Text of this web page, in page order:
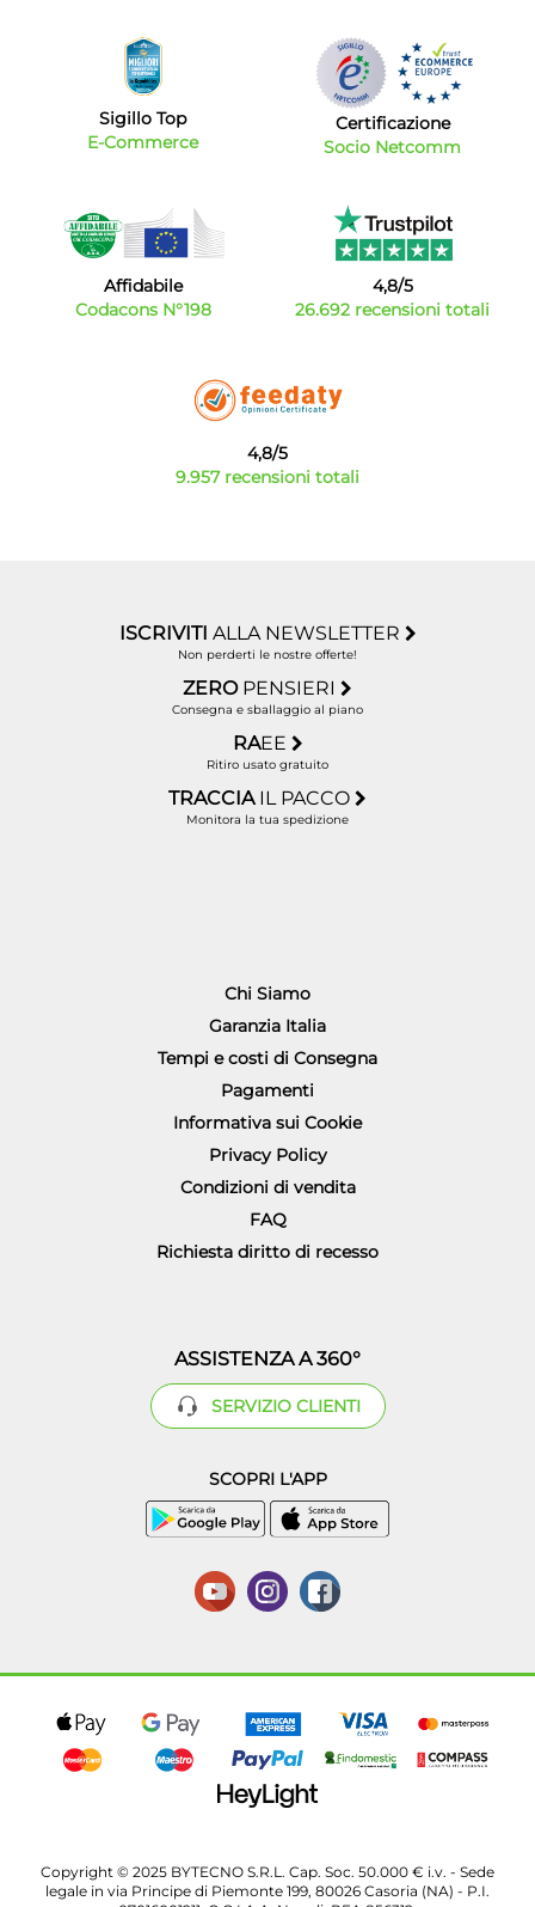
Sigillo Top
E-Commerce
Certificazione
Socio Netcomm
Affidabile
Codacons N°198
4,8/5
26.692 recensioni totali
4,8/5
9.957 recensioni totali
ISCRIVITI ALLA NEWSLETTER
Non perderti le nostre offerte!
ZERO PENSIERI
Consegna e sballaggio al piano
RAEE
Ritiro usato gratuito
TRACCIA IL PACCO
Monitora la tua spedizione
Chi Siamo
Garanzia Italia
Tempi e costi di Consegna
Pagamenti
Informativa sui Cookie
Privacy Policy
Condizioni di vendita
FAQ
Richiesta diritto di recesso
ASSISTENZA A 360°
SERVIZIO CLIENTI
SCOPRI L'APP
Copyright © 2025 BYTECNO S.R.L. Cap. Soc. 50.000 € i.v. - Sede
legale in via Principe di Piemonte 199, 80026 Casoria (NA) - P.I.